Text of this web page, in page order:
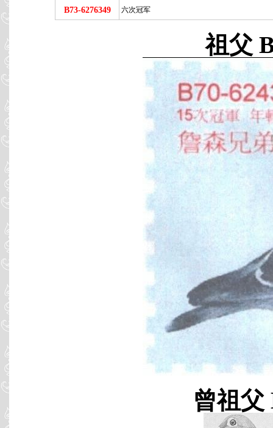
B73-6276349
六次冠军
祖父
曾祖父